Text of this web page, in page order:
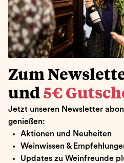
Zum
und 5€
Jetzt unseren Newsletter
genießen:
Aktionen und Neuheiten
Weinwissen &
Updates zu Weinfreunde